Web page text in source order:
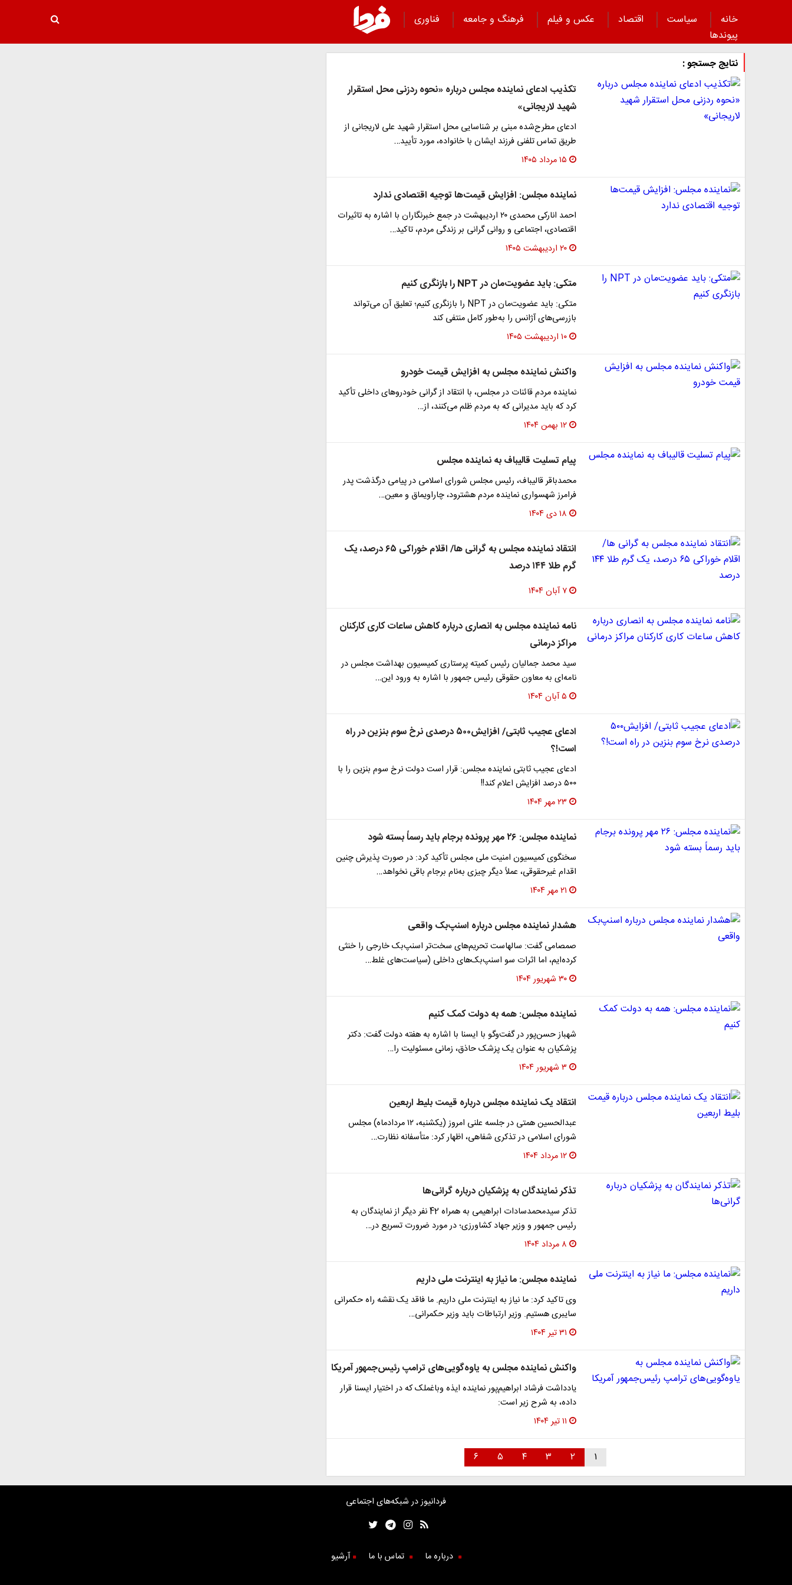
خانه سیاست اقتصاد عکس و فیلم فرهنگ و جامعه
فناوری
پیوند‌ها
نتایج جستجو :
تکذیب ادعای نماینده مجلس درباره «نحوه ردزنی محل استقرار
شهید لاریجانی»
ادعای مطرح‌شده مبنی بر شناسایی محل استقرار شهید علی لاریجانی از
طریق تماس تلفنی فرزند ایشان با خانواده، مورد تأیید…
۱۵ مرداد ۱۴۰۵
نماینده مجلس: افزایش قیمت‌ها توجیه اقتصادی ندارد
احمد انارکی محمدی ۲۰ اردیبهشت در جمع خبرنگاران با اشاره به تاثیرات
اقتصادی، اجتماعی و روانی گرانی بر زندگی مردم، تاکید…
۲۰ اردیبهشت ۱۴۰۵
متکی: باید عضویت‌مان در NPT را بازنگری کنیم
متکی: باید عضویت‌مان در NPT را بازنگری کنیم؛ تعلیق آن می‌تواند
بازرسی‌های آژانس را به‌طور کامل منتفی کند
۱۰ اردیبهشت ۱۴۰۵
واکنش نماینده مجلس به افزایش قیمت خودرو
نماینده مردم قائنات در مجلس، با انتقاد از گرانی خودروهای داخلی تأکید
کرد که باید مدیرانی که به مردم ظلم می‌کنند، از…
۱۲ بهمن ۱۴۰۴
پیام تسلیت قالیباف به نماینده مجلس
محمدباقر قالیباف، رئیس مجلس شورای اسلامی در پیامی درگذشت پدر
فرامرز شهسواری نماینده مردم هشترود، چاراویماق و معین…
۱۸ دی ۱۴۰۴
انتقاد نماینده مجلس به گرانی ها/ اقلام خوراکی ۶۵ درصد، یک
گرم طلا ۱۴۴ درصد
۷ آبان ۱۴۰۴
نامه نماینده مجلس به انصاری درباره کاهش ساعات کاری کارکنان
مراکز درمانی
سید محمد جمالیان رئیس کمیته پرستاری کمیسیون بهداشت مجلس در
نامه‌ای به معاون حقوقی رئیس جمهور با اشاره به ورود این…
۵ آبان ۱۴۰۴
ادعای عجیب ثابتی/ افزایش۵۰۰ درصدی نرخ سوم بنزین در راه
است!؟
ادعای عجیب ثابتی نماینده مجلس:‌ قرار است دولت نرخ سوم بنزین را با
۵۰۰ درصد افزایش اعلام کند!!
۲۳ مهر ۱۴۰۴
نماینده مجلس: ۲۶ مهر پرونده برجام باید رسماً بسته شود
سخنگوی کمیسیون امنیت ملی مجلس تأکید کرد: در صورت پذیرش چنین
اقدام غیرحقوقی، عملاً دیگر چیزی به‌نام برجام باقی نخواهد…
۲۱ مهر ۱۴۰۴
هشدار نماینده مجلس درباره اسنپ‌بک واقعی
صمصامی گفت: سالهاست تحریم‌های سخت‌تر اسنپ‌بک خارجی را خنثی
کرده‌ایم، اما اثرات سو اسنپ‌بک‌های داخلی (سیاست‌های غلط…
۳۰ شهریور ۱۴۰۴
نماینده مجلس: همه به دولت کمک کنیم
شهباز حسن‌پور در گفت‌وگو با ایسنا با اشاره به هفته دولت گفت: دکتر
پزشکیان به عنوان یک پزشک حاذق، زمانی مسئولیت را…
۳ شهریور ۱۴۰۴
انتقاد یک نماینده مجلس درباره قیمت بلیط اربعین
عبدالحسین همتی در جلسه علنی امروز (یکشنبه، ۱۲ مردادماه) مجلس
شورای اسلامی در تذکری شفاهی، اظهار کرد: متأسفانه نظارت…
۱۲ مرداد ۱۴۰۴
تذکر نمایندگان به پزشکیان درباره گرانی‌ها
تذکر سیدمحمدسادات ابراهیمی به همراه 42 نفر دیگر از نمایندگان به
رئیس جمهور و وزیر جهاد کشاورزی؛ در مورد ضرورت تسریع در…
۸ مرداد ۱۴۰۴
نماینده مجلس: ما نیاز به اینترنت ملی داریم
وی تاکید کرد: ما نیاز به اینترنت ملی داریم. ما فاقد یک نقشه راه حکمرانی
سایبری هستیم. وزیر ارتباطات باید وزیر حکمرانی…
۳۱ تیر ۱۴۰۴
واکنش نماینده مجلس به یاوه‌گویی‌های ترامپ رئیس‌جمهور آمریکا
یادداشت فرشاد ابراهیم‌پور نماینده ایذه وباغملک که در اختیار ایسنا قرار
داده، به شرح زیر است:
۱۱ تیر ۱۴۰۴
۱ ۲ ۳ ۴ ۵ ۶
فردانیوز در شبکه‌های اجتماعی
درباره ما تماس با ما آرشیو